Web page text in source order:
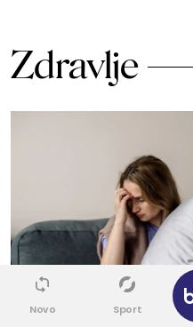
Zdravlje
Novo Sport
✕